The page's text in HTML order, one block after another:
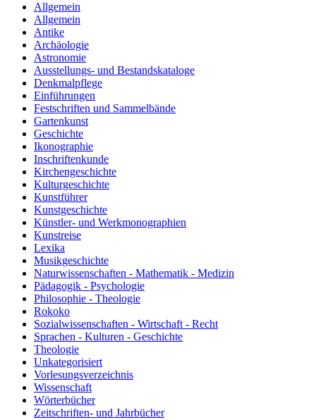
Allgemein
Allgemein
Antike
Archäologie
Astronomie
Ausstellungs- und Bestandskataloge
Denkmalpflege
Einführungen
Festschriften und Sammelbände
Gartenkunst
Geschichte
Ikonographie
Inschriftenkunde
Kirchengeschichte
Kulturgeschichte
Kunstführer
Kunstgeschichte
Künstler- und Werkmonographien
Kunstreise
Lexika
Musikgeschichte
Naturwissenschaften - Mathematik - Medizin
Pädagogik - Psychologie
Philosophie - Theologie
Rokoko
Sozialwissenschaften - Wirtschaft - Recht
Sprachen - Kulturen - Geschichte
Theologie
Unkategorisiert
Vorlesungsverzeichnis
Wissenschaft
Wörterbücher
Zeitschriften- und Jahrbücher